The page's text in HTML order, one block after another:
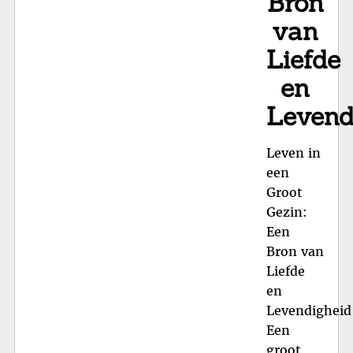
van
Liefde
en
Leven in
een
Groot
Gezin:
Een
Bron van
Liefde
en
Levendigheid
Een
groot